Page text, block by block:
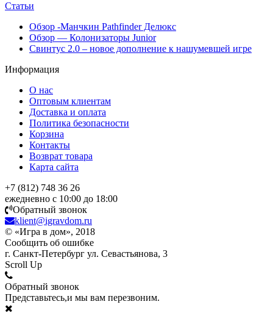
Статьи
Обзор -Манчкин Pathfinder Делюкс
Обзор — Колонизаторы Junior
Свинтус 2.0 – новое дополнение к нашумевшей игре
Информация
О нас
Оптовым клиентам
Доставка и оплата
Политика безопасности
Корзина
Контакты
Возврат товара
Карта сайта
+7 (812) 748 36 26
ежедневно с 10:00 до 18:00
Обратный звонок
klient@igravdom.ru
© «Игра в дом», 2018
Сообщить об ошибке
г. Санкт-Петербург ул. Севастьянова, 3
Scroll Up
Обратный звонок
Представьтесь,и мы вам перезвоним.